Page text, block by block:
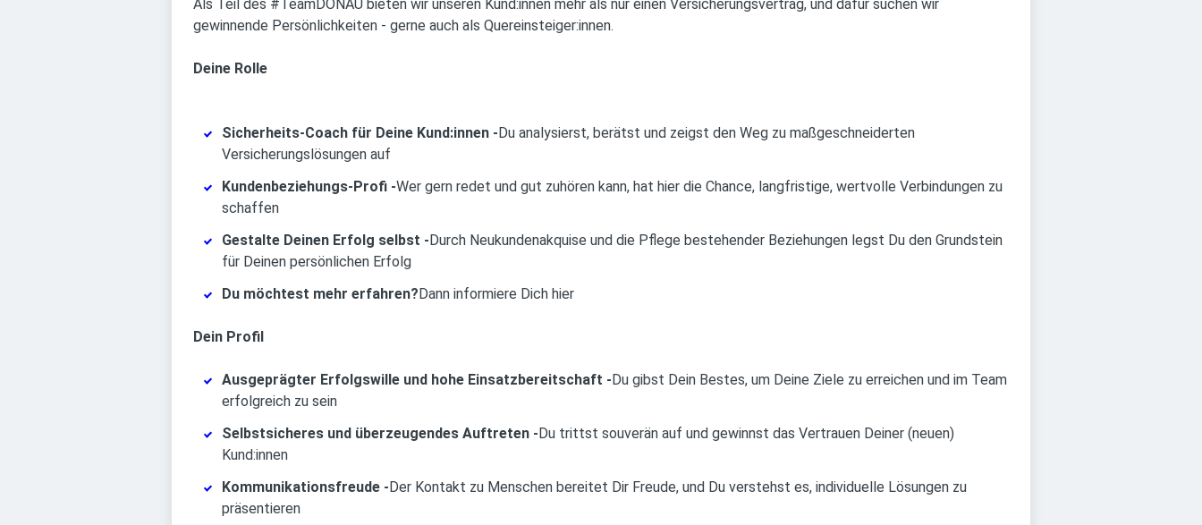
Als Teil des #TeamDONAU bieten wir unseren Kund:innen mehr als nur einen Versicherungsvertrag, und dafür suchen wir
gewinnende Persönlichkeiten - gerne auch als Quereinsteiger:innen.
Deine Rolle
Sicherheits-Coach für Deine Kund:innen -Du analysierst, berätst und zeigst den Weg zu maßgeschneiderten
Versicherungslösungen auf
Kundenbeziehungs-Profi -Wer gern redet und gut zuhören kann, hat hier die Chance, langfristige, wertvolle Verbindungen zu
schaffen
Gestalte Deinen Erfolg selbst -Durch Neukundenakquise und die Pflege bestehender Beziehungen legst Du den Grundstein
für Deinen persönlichen Erfolg
Du möchtest mehr erfahren?Dann informiere Dich hier
Dein Profil
Ausgeprägter Erfolgswille und hohe Einsatzbereitschaft -Du gibst Dein Bestes, um Deine Ziele zu erreichen und im Team
erfolgreich zu sein
Selbstsicheres und überzeugendes Auftreten -Du trittst souverän auf und gewinnst das Vertrauen Deiner (neuen)
Kund:innen
Kommunikationsfreude -Der Kontakt zu Menschen bereitet Dir Freude, und Du verstehst es, individuelle Lösungen zu
präsentieren